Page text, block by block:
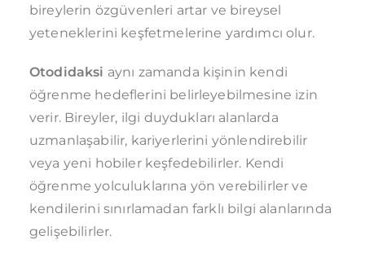
bireylerin özgüvenleri artar ve bireysel
yeteneklerini keşfetmelerine yardımcı olur.
Otodidaksi aynı zamanda kişinin kendi
öğrenme hedeflerini belirleyebilmesine izin
verir. Bireyler, ilgi duydukları alanlarda
uzmanlaşabilir, kariyerlerini yönlendirebilir
veya yeni hobiler keşfedebilirler. Kendi
öğrenme yolculuklarına yön verebilirler ve
kendilerini sınırlamadan farklı bilgi alanlarında
gelişebilirler.